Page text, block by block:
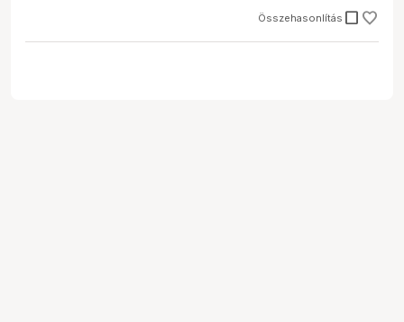
Összehasonlítás check_box_outline_blank